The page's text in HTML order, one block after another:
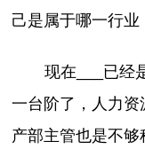
己是属于哪一行业
现在___已经
一台阶了，人力
产部主管也是不